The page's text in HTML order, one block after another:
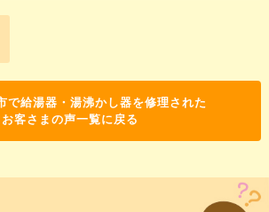
で給湯器・湯沸かし器を修理された
お客さまの声一覧に戻る